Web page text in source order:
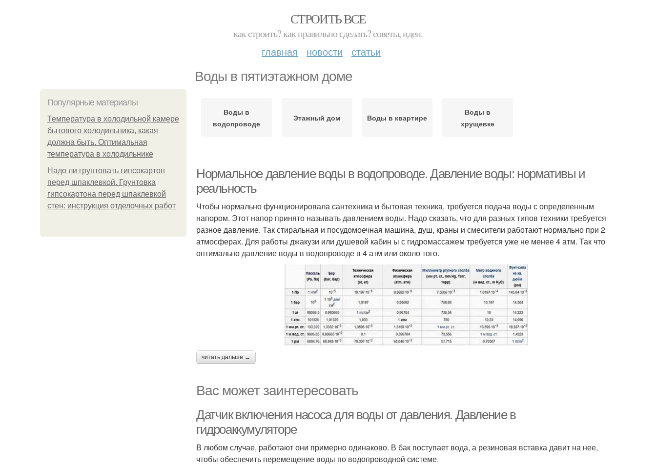
СТРОИТЬ ВСЕ
как строить? как правильно сделать? советы, идеи.
главная новости статьи
Воды в пятиэтажном доме
Популярные материалы
Температура в холодильной камере
бытового холодильника, какая
должна быть. Оптимальная
температура в холодильнике
Надо ли грунтовать гипсокартон
перед шпаклевкой. Грунтовка
гипсокартона перед шпаклевкой
стен: инструкция отделочных работ
Воды в
водопроводе
Этажный дом Воды в квартире
Воды в
хрущевке
Нормальное давление воды в водопроводе. Давление воды: нормативы и
реальность
Чтобы нормально функционировала сантехника и бытовая техника, требуется подача воды с определенным
напором. Этот напор принято называть давлением воды. Надо сказать, что для разных типов техники требуется
разное давление. Так стиральная и посудомоечная машина, душ, краны и смесители работают нормально при 2
атмосферах. Для работы джакузи или душевой кабин ы с гидромассажем требуется уже не менее 4 атм. Так что
оптимально давление воды в водопроводе в 4 атм или около того.
читать дальше →
Вас может заинтересовать
Датчик включения насоса для воды от давления. Давление в
гидроаккумуляторе
В любом случае, работают они примерно одинаково. В бак поступает вода, а резиновая вставка давит на нее,
чтобы обеспечить перемещение воды по водопроводной системе.